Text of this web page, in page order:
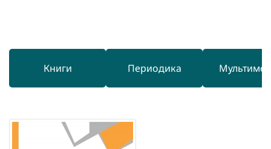
Книги Периодика